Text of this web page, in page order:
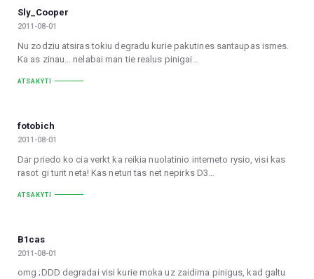
Sly_Cooper
2011-08-01
Nu zodziu atsiras tokiu degradu kurie pakutines santaupas ismes.
Ka as zinau… nelabai man tie realus pinigai…
ATSAKYTI
fotobich
2011-08-01
Dar priedo ko cia verkt ka reikia nuolatinio interneto rysio, visi kas
rasot gi turit neta! Kas neturi tas net nepirks D3…
ATSAKYTI
B1cas
2011-08-01
omg ;DDD degradai visi kurie moka uz zaidima pinigus, kad galtu